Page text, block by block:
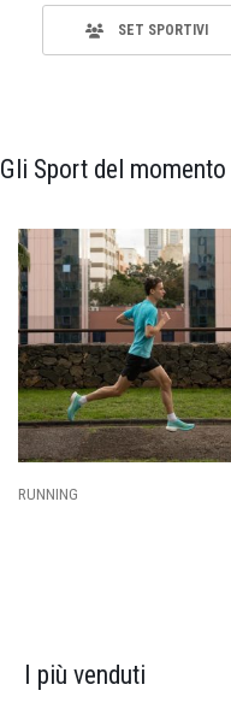
SET SPORTIVI
Gli Sport del momento
SPORT PARALIMPICI
I più venduti